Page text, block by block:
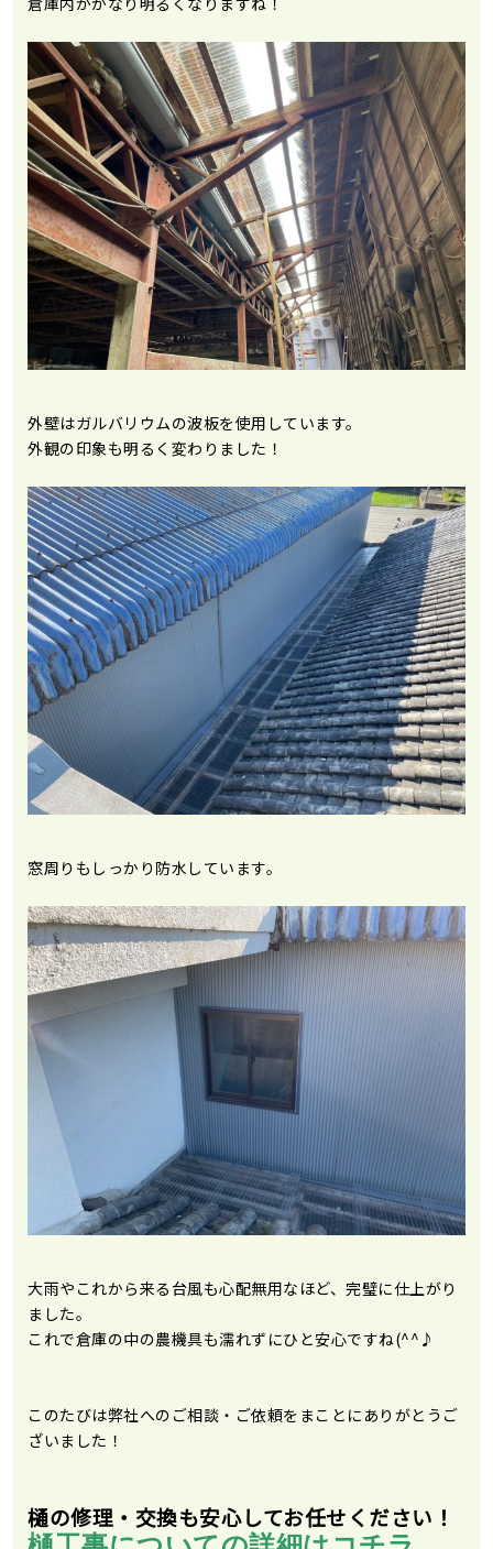
外壁はガルバリウムの波板を使用しています。
外観の印象も明るく変わりました！
窓周りもしっかり防水しています。
大雨やこれから来る台風も心配無用なほど、完璧に仕上がり
ました。
これで倉庫の中の農機具も濡れずにひと安心ですね(^^♪
このたびは弊社へのご相談・ご依頼をまこと に ありがとうご
ざいました！
樋の修理・交換も安心してお任せください！